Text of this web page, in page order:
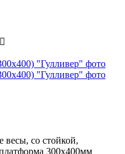
весы, со стойкой,
300х400мм